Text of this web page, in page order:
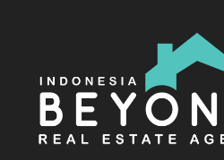
Back
Top